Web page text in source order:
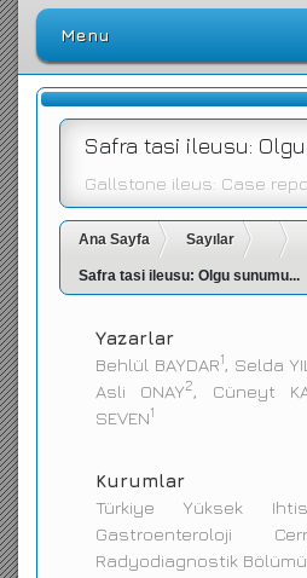
Menu
Ana Sayfa
Dergi Kılavuzu
Arşiv
Arama Yap
Safra tasi ileusu:
Gallstone ileus: Case
Ana Sayfa Sayılar
Safra tasi ileusu: Olgu sunumu...
Yazarlar
Behlül BAYDAR1, Selda
Asli ONAY2, Cüneyt
SEVEN1
Kurumlar
Türkiye Yüksek
Gastroenteroloji
Radyodiagnostik Bölümü